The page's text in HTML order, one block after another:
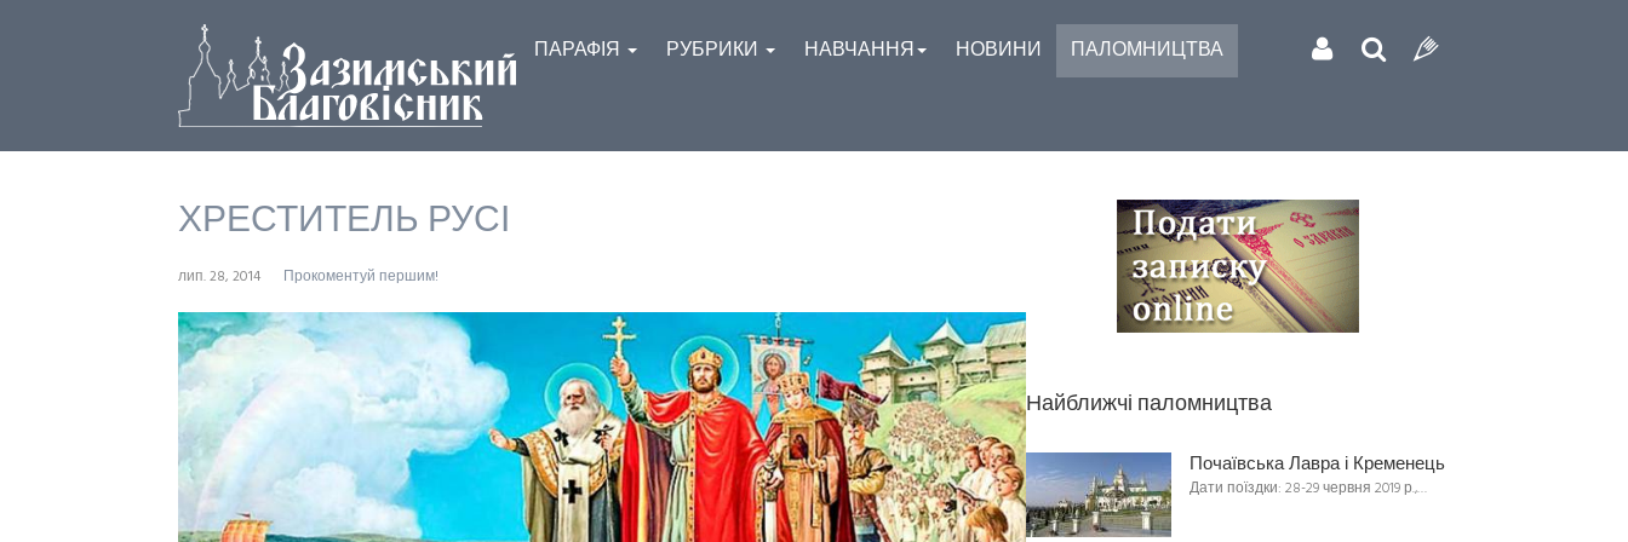
ПАРАФІЯ РУБРИКИ НАВЧАННЯ НОВИНИ ПАЛОМНИЦТВА
ХРЕСТИТЕЛЬ РУСІ
лип. 28, 2014 Прокоментуй першим!
Найближчі паломництва
Почаївська Лавра і Кременець
Дати поїздки: 28-29 червня 2019 р.,…